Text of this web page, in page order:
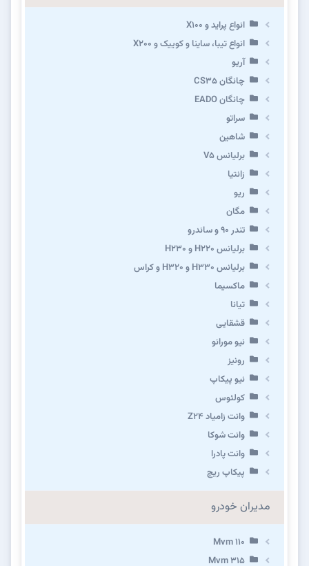
انواع پراید و X100
انواع تیبا، ساینا و کوییک و X200
آریو
چانگان CS35
چانگان EADO
سراتو
شاهین
برلیانس V5
زانتیا
ریو
مگان
تندر ۹۰ و ساندرو
برلیانس H220 و H230
برلیانس H330 و H320 و کراس
ماکسیما
تیانا
قشقایی
نیو مورانو
رونیز
نیو پیکاپ
كولئوس
وانت زامیاد Z24
وانت شوکا
وانت پادرا
پیکاپ ریچ
مدیران خودرو
Mvm 110
Mvm 315